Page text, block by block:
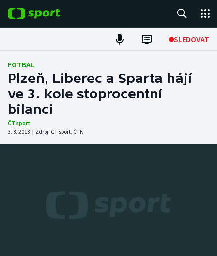
SLEDOVAT
Fotbal
Hokej
Tenis
Atletika
FOTBAL
Plzeň, Liberec a Sparta hájí
ve 3. kole stoprocentní
bilanci
ČT sport
3. 8. 2013 | Zdroj: ČT sport, ČTK